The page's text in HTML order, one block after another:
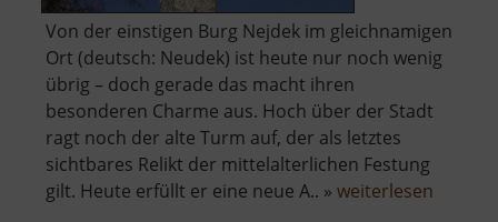
Von der einstigen Burg Nejdek im gleichnamigen
Ort (deutsch: Neudek) ist heute nur noch wenig
übrig – doch gerade das macht ihren
besonderen Charme aus. Hoch über der Stadt
ragt noch der alte Turm auf, der als letztes
sichtbares Relikt der mittelalterlichen Festung
gilt. Heute erfüllt er eine neue A.. » weiterlesen